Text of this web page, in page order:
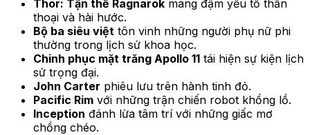
Thor: Tận thế Ragnarok mang đậm yếu tố thần
thoại và hài hước.
Bộ ba siêu việt tôn vinh những người phụ nữ phi
thường trong lịch sử khoa học.
Chinh phục mặt trăng Apollo 11 tái hiện sự kiện lịch
sử trọng đại.
John Carter phiêu lưu trên hành tinh đỏ.
Pacific Rim với những trận chiến robot khổng lồ.
Inception đánh lừa tâm trí với những giấc mơ
chồng chéo.